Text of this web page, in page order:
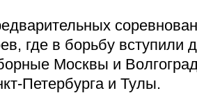
где в борьбу
Москвы и
Петербурга и Тулы.